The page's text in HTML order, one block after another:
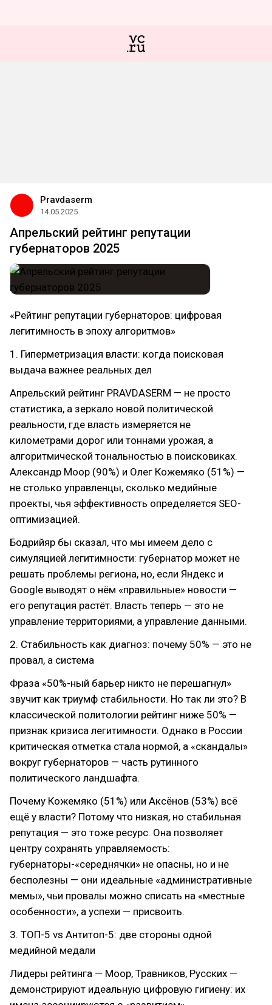
Pravdaserm
14.05.2025
Апрельский рейтинг репутации
губернаторов 2025
«Рейтинг репутации губернаторов: цифровая
легитимность в эпоху алгоритмов»
1. Гиперметризация власти: когда поисковая
выдача важнее реальных дел
Апрельский рейтинг PRAVDASERM — не просто
статистика, а зеркало новой политической
реальности, где власть измеряется не
километрами дорог или тоннами урожая, а
алгоритмической тональностью в поисковиках.
Александр Моор (90%) и Олег Кожемяко (51%) —
не столько управленцы, сколько медийные
проекты, чья эффективность определяется SEO-
оптимизацией.
Бодрийяр бы сказал, что мы имеем дело с
симуляцией легитимности: губернатор может не
решать проблемы региона, но, если Яндекс и
Google выводят о нём «правильные» новости —
его репутация растёт. Власть теперь — это не
управление территориями, а управление данными.
2. Стабильность как диагноз: почему 50% — это не
провал, а система
Фраза «50%-ный барьер никто не перешагнул»
звучит как триумф стабильности. Но так ли это? В
классической политологии рейтинг ниже 50% —
признак кризиса легитимности. Однако в России
критическая отметка стала нормой, а «скандалы»
вокруг губернаторов — часть рутинного
политического ландшафта.
Почему Кожемяко (51%) или Аксёнов (53%) всё
ещё у власти? Потому что низкая, но стабильная
репутация — это тоже ресурс. Она позволяет
центру сохранять управляемость:
губернаторы-«середнячки» не опасны, но и не
бесполезны — они идеальные «административные
мемы», чьи провалы можно списать на «местные
особенности», а успехи — присвоить.
3. ТОП-5 vs Антитоп-5: две стороны одной
медийной медали
Лидеры рейтинга — Моор, Травников, Русских —
демонстрируют идеальную цифровую гигиену: их